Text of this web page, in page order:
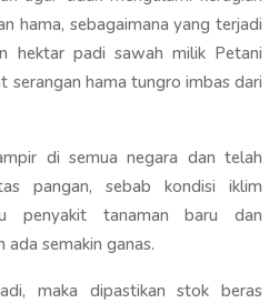
hama, sebagaimana yang terjadi
hektar padi sawah milik Petani
serangan hama tungro imbas dari
di semua negara dan telah
pangan, sebab kondisi iklim
penyakit tanaman baru dan
semakin ganas.
maka dipastikan stok beras